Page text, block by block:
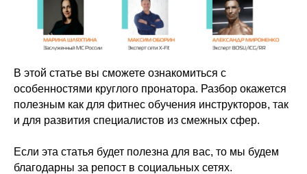
В этой статье вы сможете ознакомиться с
особенностями круглого пронатора. Разбор окажется
полезным как для фитнес обучения инструкторов, так
и для развития специалистов из смежных сфер.
Если эта статья будет полезна для вас, то мы будем
благодарны за репост в социальных сетях.